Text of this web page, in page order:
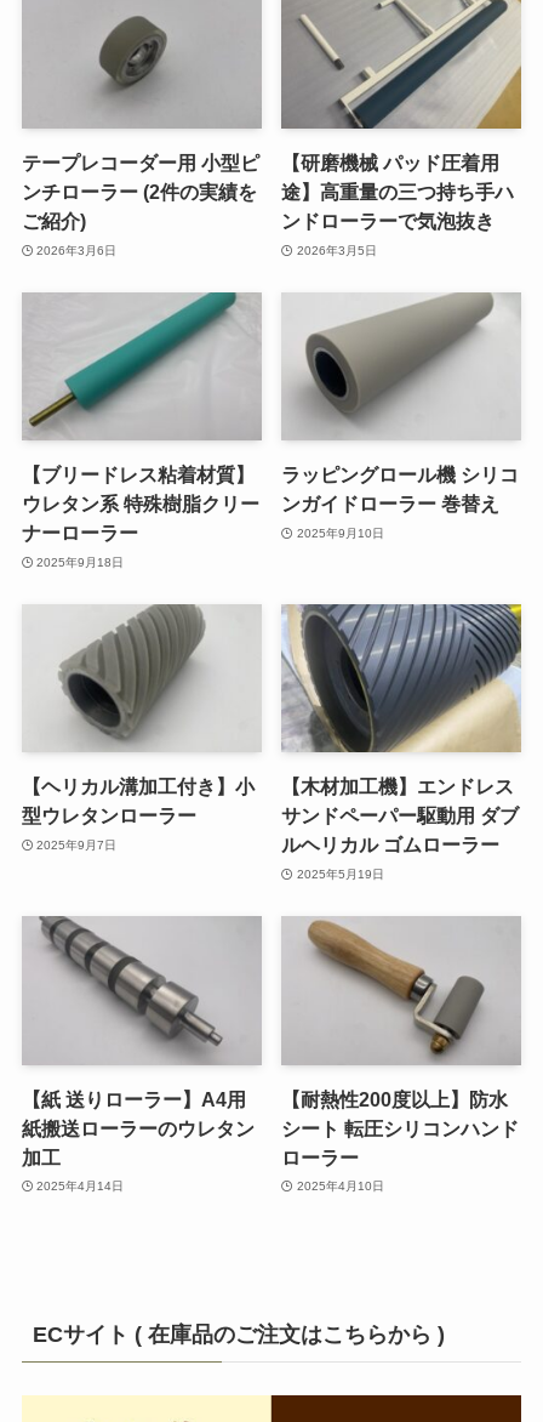
テープレコーダー用 小型ピ
ンチローラー (2件の実績を
ご紹介)
2026年3月6日
【研磨機械 パッド圧着用
途】高重量の三つ持ち手ハ
ンドローラーで気泡抜き
2026年3月5日
【ブリードレス粘着材質】
ウレタン系 特殊樹脂クリー
ナーローラー
2025年9月18日
ラッピングロール機 シリコ
ンガイドローラー 巻替え
2025年9月10日
【ヘリカル溝加工付き】小
型ウレタンローラー
2025年9月7日
【木材加工機】エンドレス
サンドペーパー駆動用 ダブ
ルヘリカル ゴムローラー
2025年5月19日
【紙 送りローラー】A4用
紙搬送ローラーのウレタン
加工
2025年4月14日
【耐熱性200度以上】防水
シート 転圧シリコンハンド
ローラー
2025年4月10日
ECサイト ( 在庫品のご注文はこちらから )